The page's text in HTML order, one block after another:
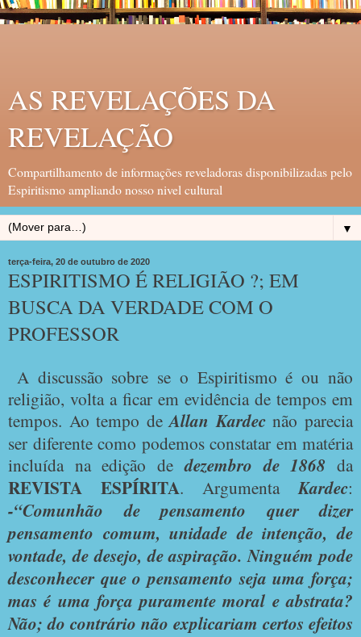
AS REVELAÇÕES DA
REVELAÇÃO
Compartilhamento de informações reveladoras disponibilizadas pelo
Espiritismo ampliando nosso nivel cultural
▼
terça-feira, 20 de outubro de 2020
ESPIRITISMO É RELIGIÃO ?; EM
BUSCA DA VERDADE COM O
PROFESSOR
A discussão sobre se o Espiritismo é ou não
religião, volta a ficar em evidência de tempos em
tempos. Ao tempo deAllan Kardecnão parecia
ser diferente como podemos constatar em matéria
incluída na edição dedezembro de 1868 da
REVISTA ESPÍRITA. Argumenta Kardec:
-“Comunhão de pensamento quer dizer
pensamento comum, unidade de intenção, de
vontade, de desejo, de aspiração. Ninguém pode
desconhecer que o pensamento seja uma força;
mas é uma força puramente moral e abstrata?
Não; do contrário não explicariam certos efeitos